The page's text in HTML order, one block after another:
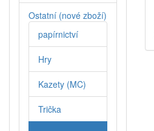
Ostatní (nové zboží)
papírnictví
Hry
Kazety (MC)
Trička